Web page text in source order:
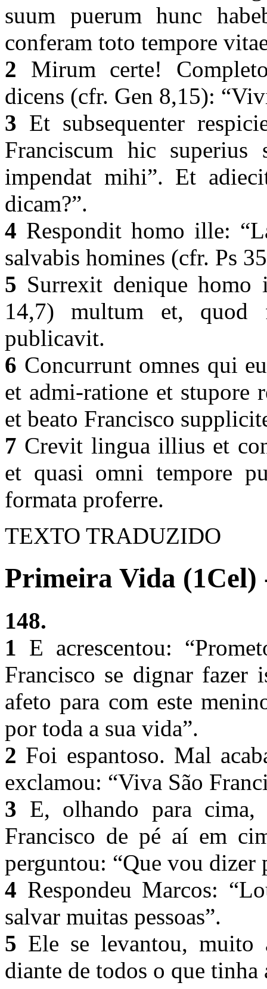
suum puerum hunc
conferam toto tempore
2 Mirum certe!
dicens (cfr. Gen 8,15):
3 Et subsequenter
Franciscum hic
impendat mihi”. Et
dicam?”.
4 Respondit homo ille:
salvabis homines (cfr. Ps
5 Surrexit denique homo
14,7) multum et, quod
publicavit.
6 Concurrunt omnes qui
et admi-ratione et stupore
et beato Francisco
7 Crevit lingua illius et
et quasi omni tempore
formata proferre.
TEXTO TRADUZIDO
Primeira Vida (1Cel)
148.
1 E acrescentou:
Francisco se dignar fazer
afeto para com este
por toda a sua vida”.
2 Foi espantoso. Mal
exclamou: “Viva São
3 E, olhando para cima,
Francisco de pé aí em
perguntou: “Que vou dizer
4 Respondeu Marcos:
salvar muitas pessoas”.
5 Ele se levantou, muito
diante de todos o que